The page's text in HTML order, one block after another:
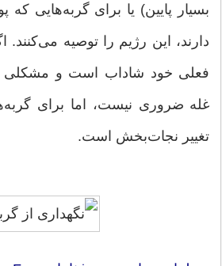
بسیار پایین) یا برای گربه‌هایی
دارند، این رژیم را توصیه می‌کنند.
فعلی خود شاداب است و مشکلی
غله ضروری نیست، اما برای
تغییر نجات‌بخش است.